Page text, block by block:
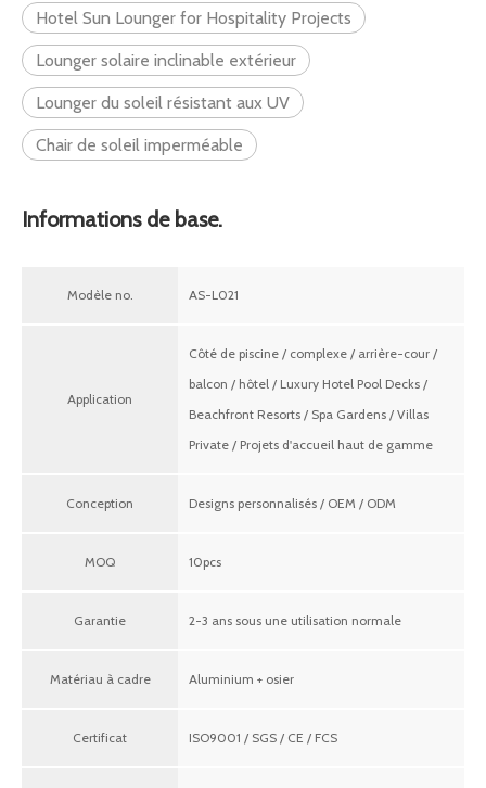
Hotel Sun Lounger for Hospitality Projects
Lounger solaire inclinable extérieur
Lounger du soleil résistant aux UV
Chair de soleil imperméable
Informations de base.
Modèle no. AS-L021
Application
Côté de piscine / complexe / arrière-cour /
balcon / hôtel / Luxury Hotel Pool Decks /
Beachfront Resorts / Spa Gardens / Villas
Private / Projets d'accueil haut de gamme
Conception Designs personnalisés / OEM / ODM
MOQ 10pcs
Garantie 2-3 ans sous une utilisation normale
Matériau à cadre Aluminium + osier
Certificat ISO9001 / SGS / CE / FCS